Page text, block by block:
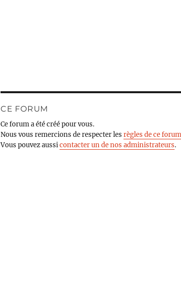
CE FORUM
Ce forum a été créé pour vous.
Nous vous remercions de respecter lesrègles de ce forum
Vous pouvez aussicontacter un de nos administrateurs.